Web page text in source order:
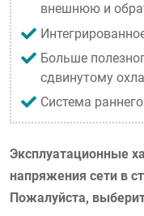
Эксплуатационные
напряжения сети в
Пожалуйста,
внешнюю и
Больше
сдвинутому
Система